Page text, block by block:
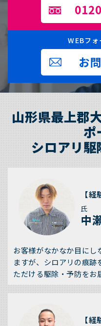
WEBフ
お
山形県最上郡
ポ
シロアリ
【
氏
中
お客様がなかなか目にし
ますが、シロアリの痕
ただける駆除・予防をお
【